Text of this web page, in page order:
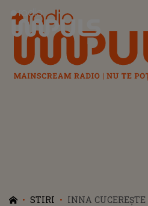
Radio Impuls
STIRI
INNA